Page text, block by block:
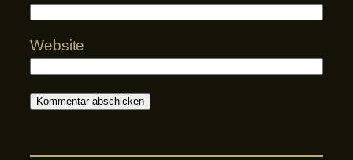
Website